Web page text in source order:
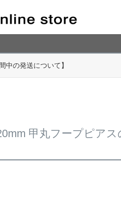
中の発送について】
甲丸フープピアス